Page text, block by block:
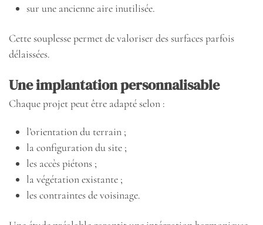
sur une ancienne aire inutilisée.
Cette souplesse permet de valoriser des surfaces parfois
délaissées.
Une implantation personnalisable
Chaque projet peut être adapté selon :
l’orientation du terrain ;
la configuration du site ;
les accès piétons ;
la végétation existante ;
les contraintes de voisinage.